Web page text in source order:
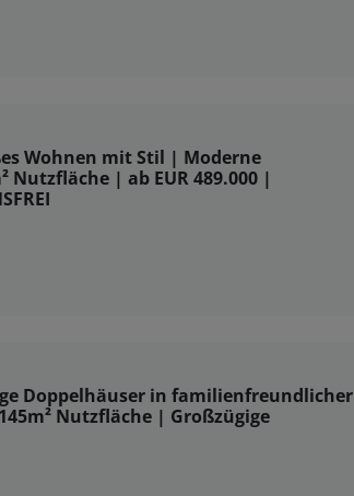
Wohnen mit Stil | Moderne
| ab EUR 489.000 |
Doppelhäuser in familienfreundlicher
Nutzfläche | Großzügige